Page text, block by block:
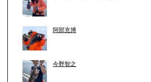
阿部充博
今野智之